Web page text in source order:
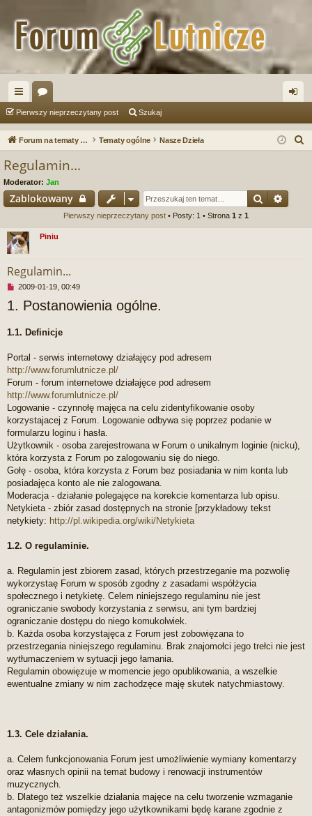
ię
ce
…
or
a og
Pierwszy nieprzeczytany post Szukaj
Forum na tematy budowy instrumentów Tematy ogólne Nasze Dzieła
Regulamin...
Moderator: Jan
Zablokowany Szukaj
Pierwszy nieprzeczytany post • Posty: 1 • Strona 1 z 1
Piniu
Regulamin...
N
r
z
c
z
y
t
a
n
y
p
o
s
t
2009-01-19, 00:49
1. Postanowienia ogólne.
1.1. Definicje
Portal - serwis internetowy działajęcy pod adresem
http://www.forumlutnicze.pl/
Forum - forum internetowe działajęce pod adresem
http://www.forumlutnicze.pl/
Logowanie - czynnołę majęca na celu zidentyfikowanie osoby
korzystajacej z Forum. Logowanie odbywa się poprzez podanie w
formularzu loginu i hasła.
Użytkownik - osoba zarejestrowana w Forum o unikalnym loginie (nicku),
która korzysta z Forum po zalogowaniu się do niego.
Gołę - osoba, która korzysta z Forum bez posiadania w nim konta lub
posiadajęca konto ale nie zalogowana.
Moderacja - działanie polegajęce na korekcie komentarza lub opisu.
Netykieta - zbiór zasad dostępnych na stronie [przykładowy tekst
netykiety: http://pl.wikipedia.org/wiki/Netykieta
1.2. O regulaminie.
a. Regulamin jest zbiorem zasad, których przestrzeganie ma pozwolię
wykorzystaę Forum w sposób zgodny z zasadami współżycia
społecznego i netykietę. Celem niniejszego regulaminu nie jest
ograniczanie swobody korzystania z serwisu, ani tym bardziej
ograniczanie dostępu do niego komukolwiek.
b. Każda osoba korzystajęca z Forum jest zobowięzana to
przestrzegania niniejszego regulaminu. Brak znajomołci jego trełci nie jest
wytłumaczeniem w sytuacji jego łamania.
Regulamin obowięzuje w momencie jego opublikowania, a wszelkie
ewentualne zmiany w nim zachodzęce maję skutek natychmiastowy.
1.3. Cele działania.
a. Celem funkcjonowania Forum jest umożliwienie wymiany komentarzy
oraz własnych opinii na temat budowy i renowacji instrumentów
muzycznych.
b. Dlatego też wszelkie działania majęce na celu tworzenie wzmaganie
antagonizmów pomiędzy jego użytkownikami będę karane zgodnie z